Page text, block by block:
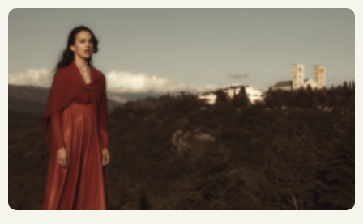
Pjesma O Ljubavi